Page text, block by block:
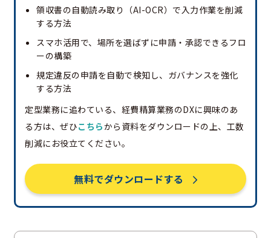
領収書の自動読み取り（AI-OCR）で入力作業を削減
する方法
スマホ活用で、場所を選ばずに申請・承認できるフロ
ーの構築
規定違反の申請を自動で検知し、ガバナンスを強化
する方法
定型業務に追わている、経費精算業務のDXに興味のあ
る方は、ぜひこちらから資料をダウンロードの上、工数
削減にお役立てください。
無料でダウンロードする